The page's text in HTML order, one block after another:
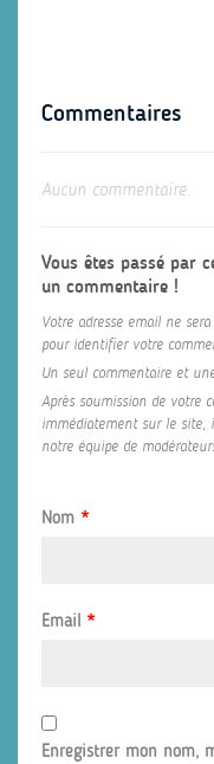
Commentaires
Aucun commentaire.
Vous êtes passé par
un commentaire !
Votre adresse email ne
pour identifier votre
Un seul commentaire et
Après soumission de votre
immédiatement sur le
notre équipe de
Nom *
Email *
Enregistrer mon nom,